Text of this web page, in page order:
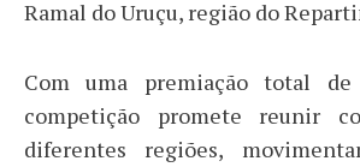
Ramal do Uruçu, região do
Com uma premiação total
competição promete reunir
diferentes regiões,